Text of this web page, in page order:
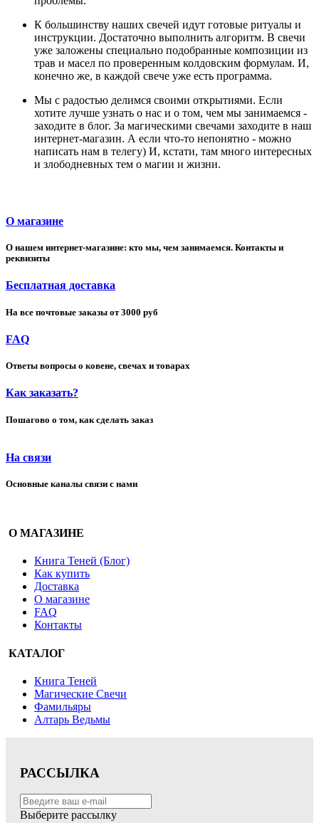
К большинству наших свечей идут готовые ритуалы и
инструкции. Достаточно выполнить алгоритм. В свечи
уже заложены специально подобранные композиции из
трав и масел по проверенным колдовским формулам. И,
конечно же, в каждой свече уже есть программа.
Мы с радостью делимся своими открытиями. Если
хотите лучше узнать о нас и о том, чем мы занимаемся -
заходите в блог. За магическими свечами заходите в наш
интернет-магазин. А если что-то непонятно - можно
написать нам в телегу) И, кстати, там много интересных
и злободневных тем о магии и жизни.
О магазине
О нашем интернет-магазине: кто мы, чем занимаемся. Контакты и
реквизиты
Бесплатная доставка
На все почтовые заказы от 3000 руб
FAQ
Ответы вопросы о ковене, свечах и товарах
Как заказать?
Пошагово о том, как сделать заказ
На связи
Основные каналы связи с нами
О МАГАЗИНЕ
Книга Теней (Блог)
Как купить
Доставка
О магазине
FAQ
Контакты
КАТАЛОГ
Книга Теней
Магические Свечи
Фамильяры
Алтарь Ведьмы
РАССЫЛКА
Выберите рассылку